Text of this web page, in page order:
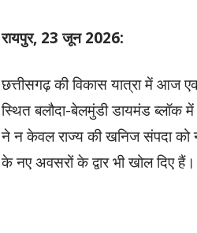
रायपुर, 23 जून 2026:
छत्तीसगढ़ की विकास यात्रा में आज
स्थित बलौदा-बेलमुंडी डायमंड ब्लॉक में
ने न केवल राज्य की खनिज संपदा को
के नए अवसरों के द्वार भी खोल दिए हैं।